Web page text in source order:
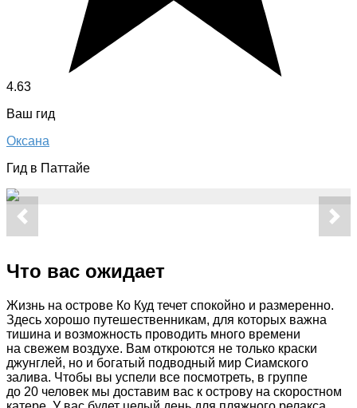
4.63
Ваш гид
Оксана
Гид в Паттайе
Что вас ожидает
Жизнь на острове Ко Куд течет спокойно и размеренно.
Здесь хорошо путешественникам, для которых важна
тишина и возможность проводить много времени
на свежем воздухе. Вам откроются не только краски
джунглей, но и богатый подводный мир Сиамского
залива. Чтобы вы успели все посмотреть, в группе
до 20 человек мы доставим вас к острову на скоростном